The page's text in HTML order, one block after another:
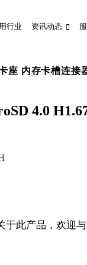
行业 资讯动态
座 内存卡槽连接
4.0
于此产品，欢迎